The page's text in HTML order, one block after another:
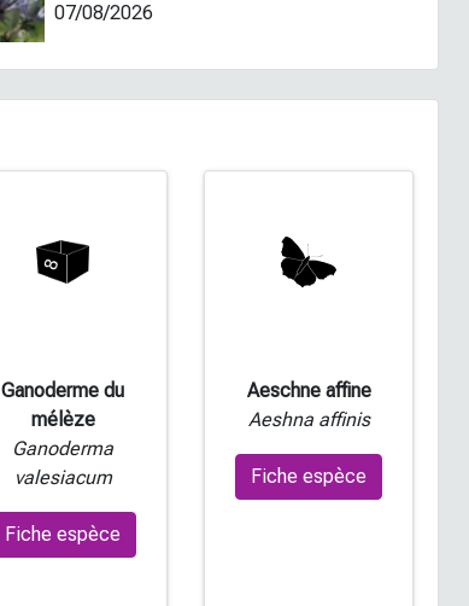
07/08/2026
Fiche espèce
tremula
07/08/2026
07/08/2026
Fiche espèce
Panicaut des Alpes |
Eryngium alpinum
07/08/2026
Ganoderme du
mélèze
Ganoderma
valesiacum
Fiche espèce
Aeschne affine
Aeshna affinis
Fiche espèce